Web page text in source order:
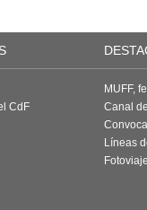
CdF
MUFF,
Canal
Líneas